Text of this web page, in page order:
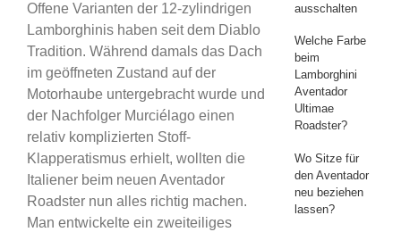
Offene Varianten der 12-zylindrigen
Lamborghinis haben seit dem Diablo
Tradition. Während damals das Dach
im geöffneten Zustand auf der
Motorhaube untergebracht wurde und
der Nachfolger Murciélago einen
relativ komplizierten Stoff-
Klapperatismus erhielt, wollten die
Italiener beim neuen Aventador
Roadster nun alles richtig machen.
Man entwickelte ein zweiteiliges
ausschalten
Welche Farbe
beim
Lamborghini
Aventador
Ultimae
Roadster?
Wo Sitze für
den Aventador
neu beziehen
lassen?